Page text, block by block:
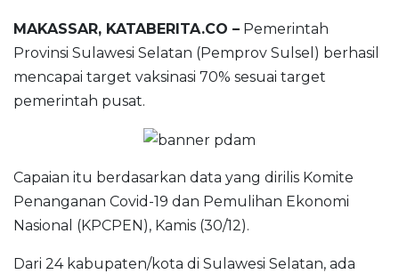
MAKASSAR, KATABERITA.CO – Pemerintah
Provinsi Sulawesi Selatan (Pemprov Sulsel) berhasil
mencapai target vaksinasi 70% sesuai target
pemerintah pusat.
Capaian itu berdasarkan data yang dirilis Komite
Penanganan Covid-19 dan Pemulihan Ekonomi
Nasional (KPCPEN), Kamis (30/12).
Dari 24 kabupaten/kota di Sulawesi Selatan, ada